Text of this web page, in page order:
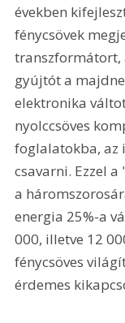
években
fénycsövek
transzformátort,
gyújtót a
elektronika
nyolccsöves
foglalatokba, az
csavarni. Ezzel
a
energia 25%-a
000, illetve 12
fénycsöves
érdemes